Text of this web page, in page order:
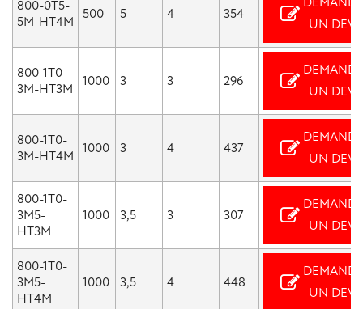
800-0T5-
5M-HT4M
500 5 4 354
UN
800-1T0-
3M-HT3M
1000 3 3 296
UN
800-1T0-
3M-HT4M 1000 3 4 437
UN
800-1T0-
3M5-
HT3M
1000 3,5 3 307
UN
800-1T0-
3M5-
HT4M
1000 3,5 4 448
UN